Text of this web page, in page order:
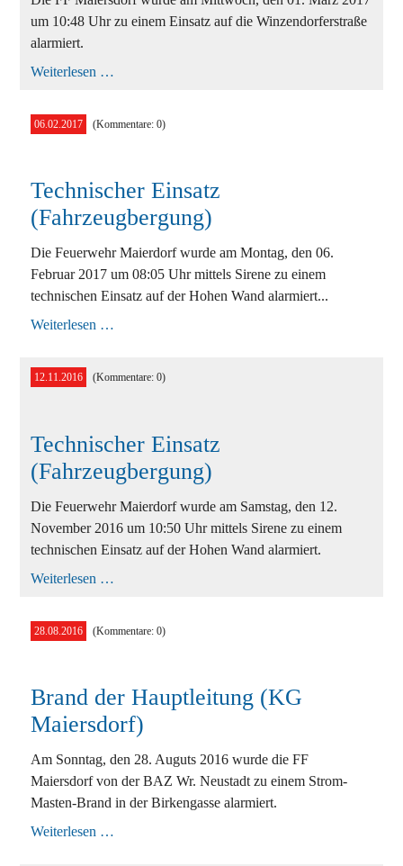
um 10:48 Uhr zu einem Einsatz auf die Winzendorferstraße
alarmiert.
Weiterlesen …
06.02.2017 (Kommentare: 0)
Technischer Einsatz
(Fahrzeugbergung)
Die Feuerwehr Maierdorf wurde am Montag, den 06.
Februar 2017 um 08:05 Uhr mittels Sirene zu einem
technischen Einsatz auf der Hohen Wand alarmiert...
Weiterlesen …
12.11.2016 (Kommentare: 0)
Technischer Einsatz
(Fahrzeugbergung)
Die Feuerwehr Maierdorf wurde am Samstag, den 12.
November 2016 um 10:50 Uhr mittels Sirene zu einem
technischen Einsatz auf der Hohen Wand alarmiert.
Weiterlesen …
28.08.2016 (Kommentare: 0)
Brand der Hauptleitung (KG
Maiersdorf)
Am Sonntag, den 28. Auguts 2016 wurde die FF
Maiersdorf von der BAZ Wr. Neustadt zu einem Strom-
Masten-Brand in der Birkengasse alarmiert.
Weiterlesen …